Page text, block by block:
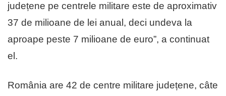
județene pe centrele militare este de aproximativ
37 de milioane de lei anual, deci undeva la
aproape peste 7 milioane de euro”, a continuat
el.
România are 42 de centre militare județene, câte